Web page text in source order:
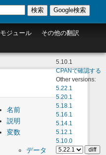
モジュール
その他の翻訳
検索 Google検索
5.10.1
CPANで確認する
Other versions:
5.22.1
5.20.1
5.18.1
5.16.1
5.14.1
5.12.1
5.10.0
名前
説明
変数
データ